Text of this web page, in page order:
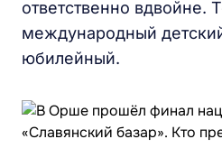
ответственно вдвойне.
международный
юбилейный.